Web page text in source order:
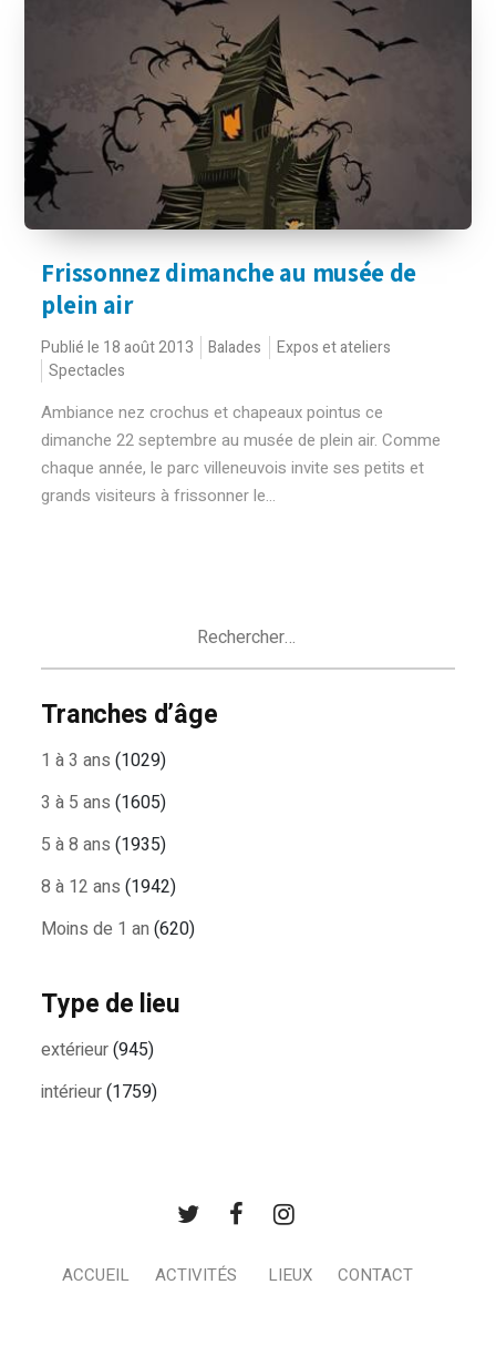
Frissonnez dimanche au musée de
plein air
Publié le 18 août 2013 Balades
Expos et ateliers
Spectacles
Ambiance nez crochus et chapeaux pointus ce
dimanche 22 septembre au musée de plein air. Comme
chaque année, le parc villeneuvois invite ses petits et
grands visiteurs à frissonner le...
Tranches d’âge
1 à 3 ans (1029)
3 à 5 ans (1605)
5 à 8 ans (1935)
8 à 12 ans (1942)
Moins de 1 an (620)
Type de lieu
extérieur(945)
intérieur(1759)
ACCUEIL ACTIVITÉS LIEUX CONTACT